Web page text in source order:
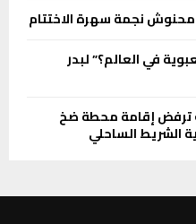
محنوش نجمة سهرة الاختتام
في العالم؟” لبدر
ترفض إقامة محطة ضخ
الشريط الساحلي